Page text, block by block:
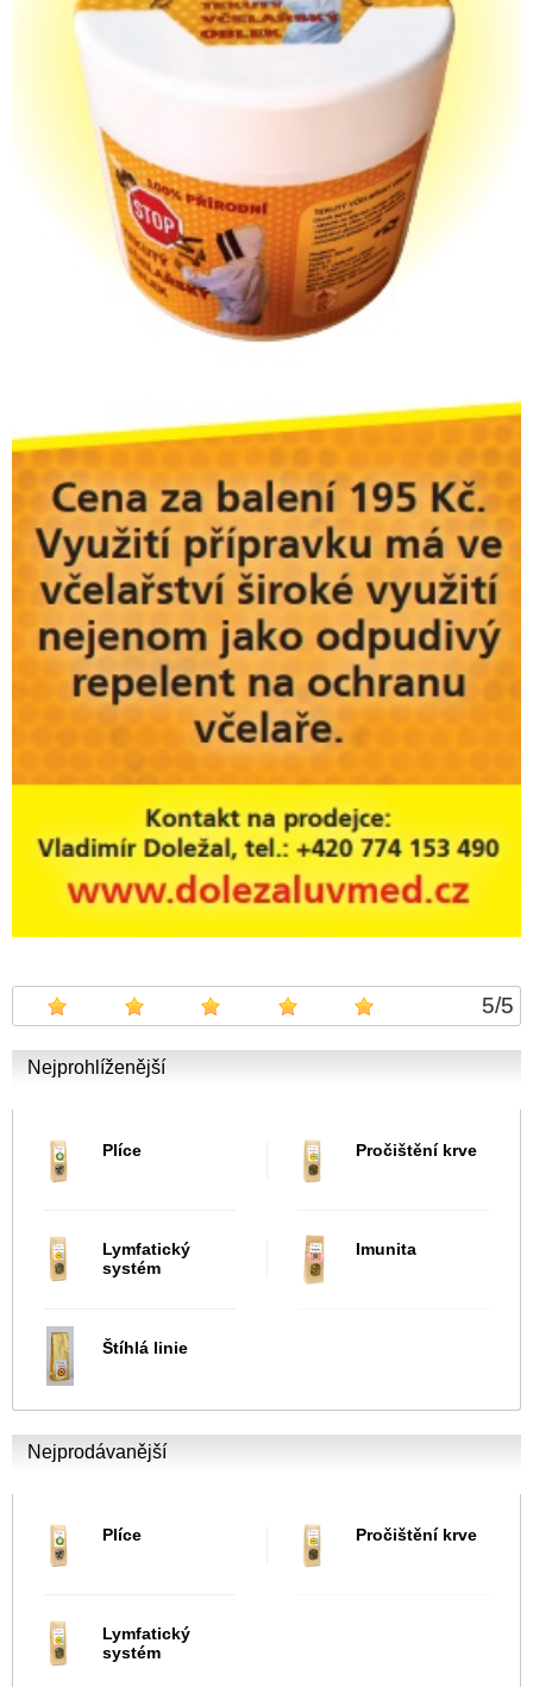
5/5
Nejprohlíženější
Plíce Pročištění krve
Lymfatický
systém
Imunita
Štíhlá linie
Nejprodávanější
Plíce Pročištění krve
Lymfatický
systém